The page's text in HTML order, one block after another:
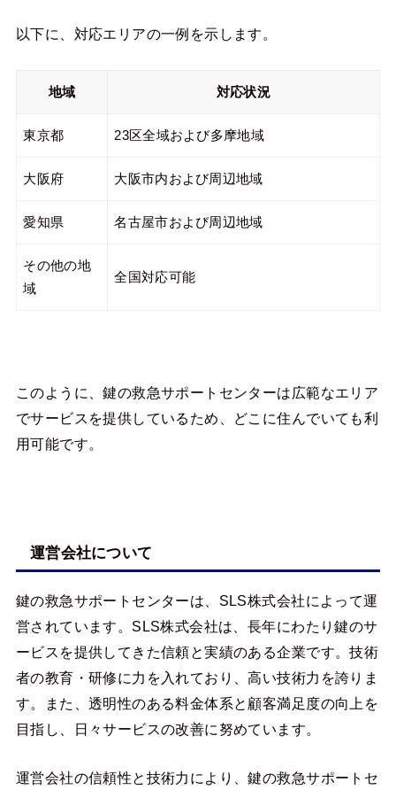
以下に、対応エリアの一例を示します。
地域 対応状況
東京都 23区全域および多摩地域
大阪府 大阪市内および周辺地域
愛知県 名古屋市および周辺地域
その他の地
域
全国対応可能
このように、鍵の救急サポートセンターは広範なエリア
でサービスを提供しているため、どこに住んでいても利
用可能です。
運営会社について
鍵の救急サポートセンターは、SLS株式会社によって運
営されています。SLS株式会社は、長年にわたり鍵のサ
ービスを提供してきた信頼と実績のある企業です。技術
者の教育・研修に力を入れており、高い技術力を誇りま
す。また、透明性のある料金体系と顧客満足度の向上を
目指し、日々サービスの改善に努めています。
運営会社の信頼性と技術力により、鍵の救急サポートセ